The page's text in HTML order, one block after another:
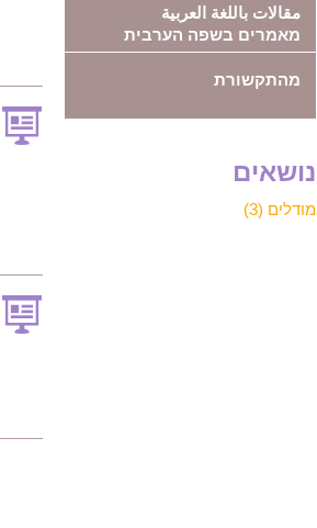
مقالات باللغة العربية
מאמרים בשפה הערבית
מהתקשורת
נושאים
מודלים (3)